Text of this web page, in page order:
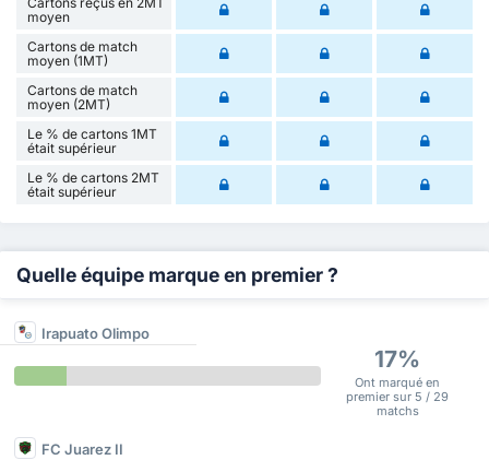
moyen
Cartons de match
moyen (1MT)
Cartons de match
moyen (2MT)
Le % de cartons 1MT
était supérieur
Le % de cartons 2MT
était supérieur
Quelle équipe marque en premier ?
Irapuato Olimpo
17%
Ont marqué en
premier sur 5 / 29
matchs
FC Juarez II